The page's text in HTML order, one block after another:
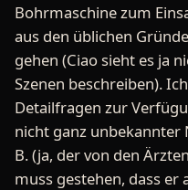
Bohrmaschine zum
aus den üblichen
gehen (Ciao sieht es ja
Szenen beschreiben).
Detailfragen zur
nicht ganz unbekannter
B. (ja, der von den
muss gestehen, dass er